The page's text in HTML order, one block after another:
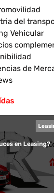
del
Vehicular
de
en Leasing?